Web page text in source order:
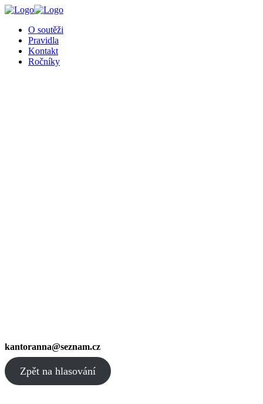
O soutěži
Pravidla
Kontakt
Ročníky
kantoranna@seznam.cz
Zpět na hlasování